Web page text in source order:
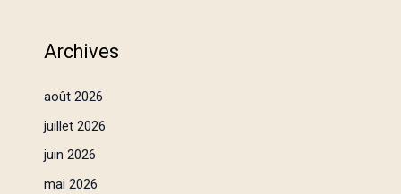
Archives
août 2026
juillet 2026
juin 2026
mai 2026